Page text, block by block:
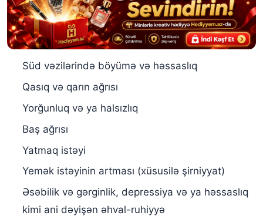
Süd vəzilərində böyümə və həssaslıq
Qasıq və qarın ağrısı
Yorğunluq və ya halsızlıq
Baş ağrısı
Yatmaq istəyi
Yemək istəyinin artması (xüsusilə şirniyyat)
Əsəbilik və gərginlik, depressiya və ya həssaslıq
kimi ani dəyişən əhval-ruhiyyə